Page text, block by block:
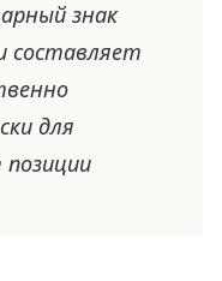
знак
составляет
для